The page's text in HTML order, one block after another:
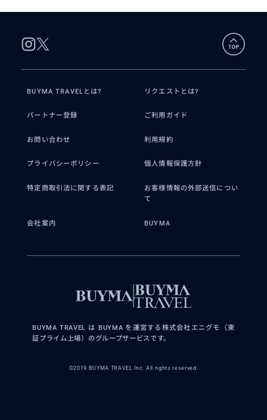
BUYMA TRAVELとは? リクエストとは?
パートナー登録 ご利用ガイド
お問い合わせ 利用規約
プライバシーポリシー 個人情報保護方針
特定商取引法に関する表記
お客様情報の外部送信につい
て
会社案内 BUYMA
BUYMA TRAVEL は BUYMA を運営する株式会社エニグモ（東
証プライム上場）のグループサービスです。
©2019 BUYMA TRAVEL Inc. All rights reserved.